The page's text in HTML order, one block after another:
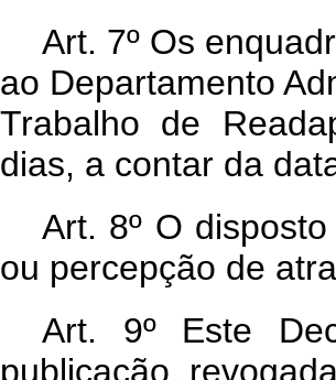
Art. 7º Os
ao Departamento
Trabalho de
dias, a contar da
Art. 8º O
ou percepção de
Art. 9º Este
publicação,